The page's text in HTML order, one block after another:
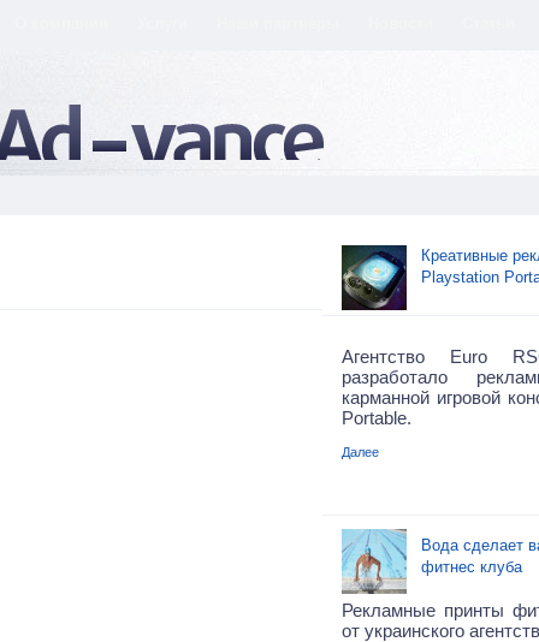
Креативные
Playstation
Агентство Euro
разработало
карманной игровой
Portable.
Далее
Вода сделает
фитнес клуба
Рекламные принты
от украинского